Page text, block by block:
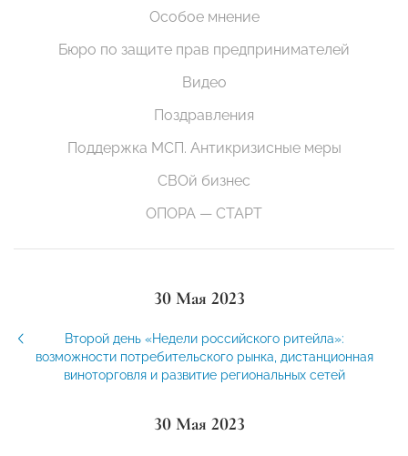
Особое мнение
Бюро по защите прав предпринимателей
Видео
Поздравления
Поддержка МСП. Антикризисные меры
СВОй бизнес
ОПОРА — СТАРТ
30 Мая 2023
Второй день «Недели российского ритейла»:
возможности потребительского рынка, дистанционная
виноторговля и развитие региональных сетей
30 Мая 2023